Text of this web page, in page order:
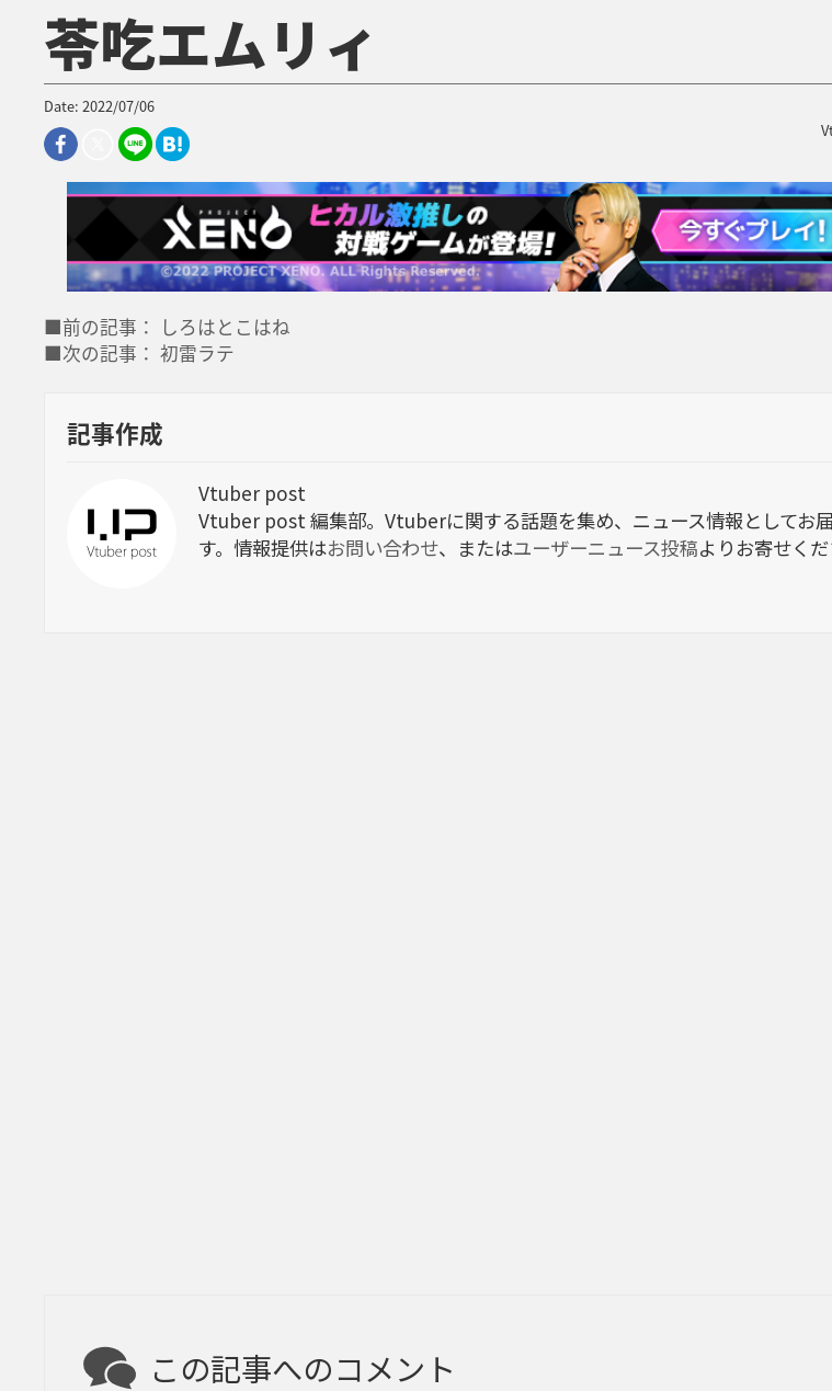
苓吃エムリィ
Date: 2022/07/06
■前の記事： しろはとこはね
■次の記事： 初雷ラテ
記事作成
Vtuber post
Vtuber post 編集部。Vtuberに関する話題を集め、ニュース情報としてお
す。情報提供はお問い合わせ、またはユーザーニュース投稿よりお寄せくだ
この記事へのコメント